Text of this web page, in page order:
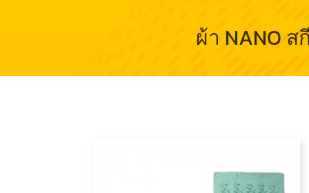
ผ้า NANO